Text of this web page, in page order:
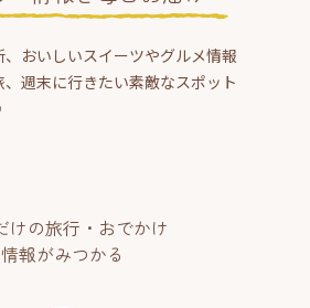
おいしいスイーツやグルメ情報
週末に行きたい素敵なスポット
けの旅行・おでかけ
情報がみつかる